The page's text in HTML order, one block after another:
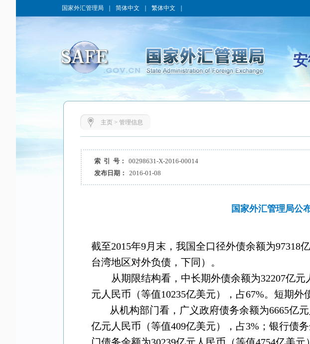
国家外汇管理局 简体中文 繁体中文
主页> 管理信息
索 引 号： 00298631-X-2016-00014
发布日期：
2016-01-08
国家外汇管理局公
截至2015年9月末，我国全口径外债余额为97318
台湾地区对外负债，下同）。
从期限结构看，中长期外债余额为32207亿元
元人民币（等值10235亿美元），占67%。短期外
从机构部门看，广义政府债务余额为6665亿
亿元人民币（等值409亿美元），占3% ；银行债